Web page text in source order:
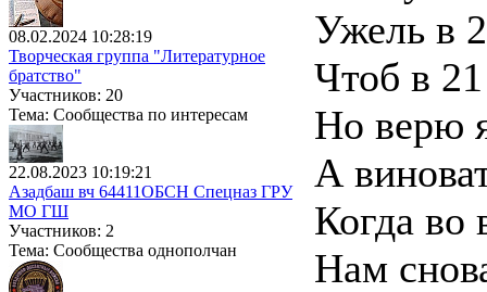
08.02.2024 10:28:19
Творческая группа "Литературное
братство"
Участников: 20
Тема: Сообщества по интересам
22.08.2023 10:19:21
Азадбаш вч 64411ОБСН Спецназ ГРУ
МО ГШ
Участников: 2
Тема: Сообщества однополчан
Ужель в
Чтоб в
Но верю
А
Когда во
Нам